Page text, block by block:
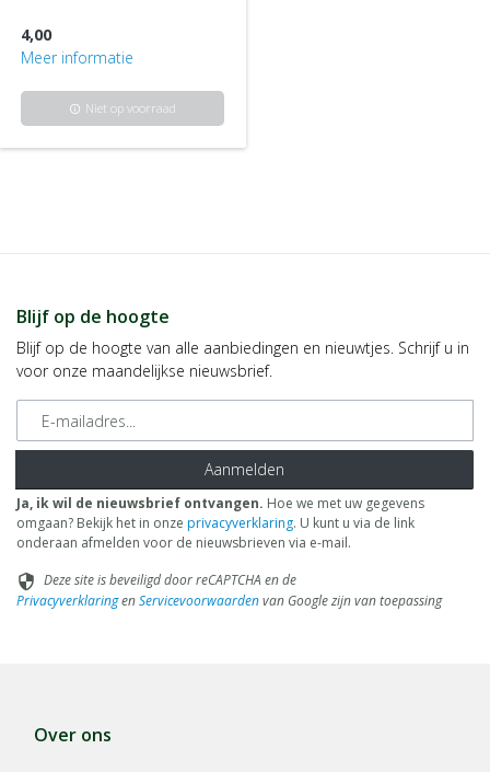
4,00
Meer informatie
info Niet op voorraad
Blijf op de hoogte
Blijf op de hoogte van alle aanbiedingen en nieuwtjes. Schrijf u in
voor onze maandelijkse nieuwsbrief.
E-mailadres
Aanmelden
Ja, ik wil de nieuwsbrief ontvangen. Hoe we met uw gegevens
omgaan? Bekijk het in onze privacyverklaring. U kunt u via de link
onderaan afmelden voor de nieuwsbrieven via e-mail.
security Deze site is beveiligd door reCAPTCHA en de
PrivacyverklaringenServicevoorwaardenvan Google zijn van toepassing
Over ons